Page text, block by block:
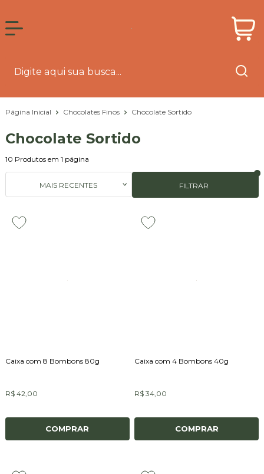
Página Inicial Chocolates Finos Chocolate Sortido
Chocolate Sortido
10 Produtos em 1 página
FILTRAR
MAIS RECENTES
Caixa com 8 Bombons 80g
R$ 42,00
COMPRAR
Caixa com 4 Bombons 40g
R$ 34,00
COMPRAR